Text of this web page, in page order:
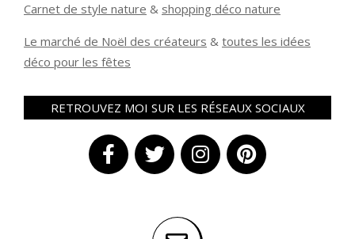
Carnet de style nature & shopping déco nature
Le marché de Noël des créateurs & toutes les idées
déco pour les fêtes
RETROUVEZ MOI SUR LES RÉSEAUX SOCIAUX